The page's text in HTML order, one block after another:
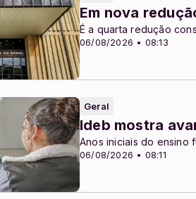
06/08/2026 • 08:13
Em nova
É a quarta redução
Geral
06/08/2026 • 08:11
Ideb mostra
Anos iniciais do ensino